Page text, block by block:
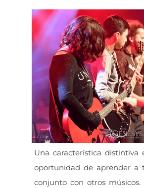
Una característica distintiva
oportunidad de aprender a
conjunto con otros músicos.